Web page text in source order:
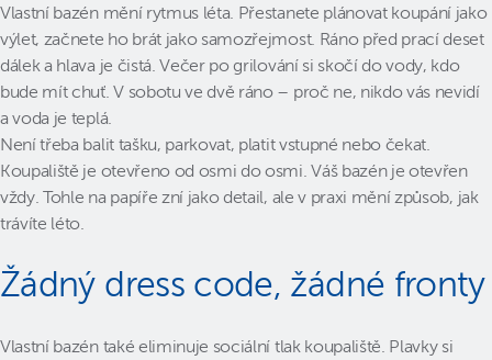
Vlastní bazén mění rytmus léta. Přestanete plánovat koupání jako
výlet, začnete ho brát jako samozřejmost. Ráno před prací deset
dálek a hlava je čistá. Večer po grilování si skočí do vody, kdo
bude mít chuť. V sobotu ve dvě ráno – proč ne, nikdo vás nevidí
a voda je teplá.
Není třeba balit tašku, parkovat, platit vstupné nebo čekat.
Koupaliště je otevřeno od osmi do osmi. Váš bazén je otevřen
vždy. Tohle na papíře zní jako detail, ale v praxi mění způsob, jak
trávíte léto.
Žádný dress code, žádné fronty
Vlastní bazén také eliminuje sociální tlak koupaliště. Plavky si